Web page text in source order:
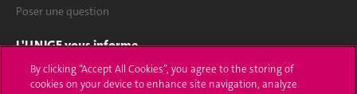
Poser une question
L'UNIGE vous informe
UNIGE Mobile
By clicking “Accept All Cookies”, you agree to the storing of
cookies on your device to enhance site navigation, analyze